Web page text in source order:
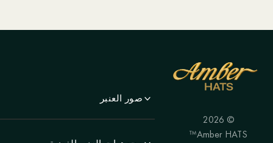
© 2026
Amber HATS™
صور العنبر
لَوحَة
منظر جمالي